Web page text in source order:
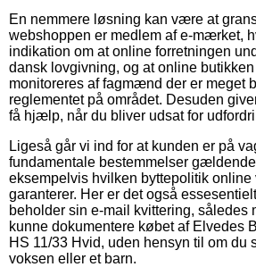
En nemmere løsning kan være at
webshoppen er medlem af e-mærket,
indikation om at online forretningen
dansk lovgivning, og at online
monitoreres af fagmænd der er meget
reglementet på området. Desuden
få hjælp, når du bliver udsat for
Ligeså går vi ind for at kunden er på
fundamentale bestemmelser
eksempelvis hvilken byttepolitik online
garanterer. Her er det også
beholder sin e-mail kvittering, således
kunne dokumentere købet af Elvedes
HS 11/33 Hvid, uden hensyn til om du
voksen eller et barn.